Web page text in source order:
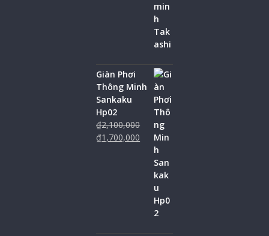
Giàn Phơi
Thông Minh
Sankaku
Hp02
₫2,100,000
₫1,700,000